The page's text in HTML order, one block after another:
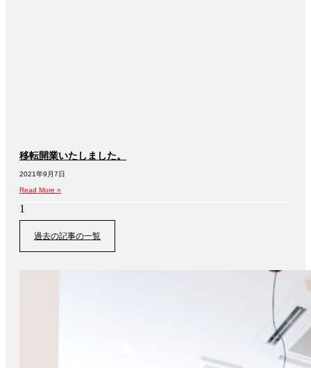
移転開業いたしました。
2021年9月7日
Read More »
過去の記事の一覧